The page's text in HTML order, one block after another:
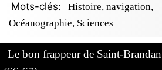
Mots-clés:
Histoire, navigation,
Océanographie, Sciences
Le bon frappeur de Saint-Brandan